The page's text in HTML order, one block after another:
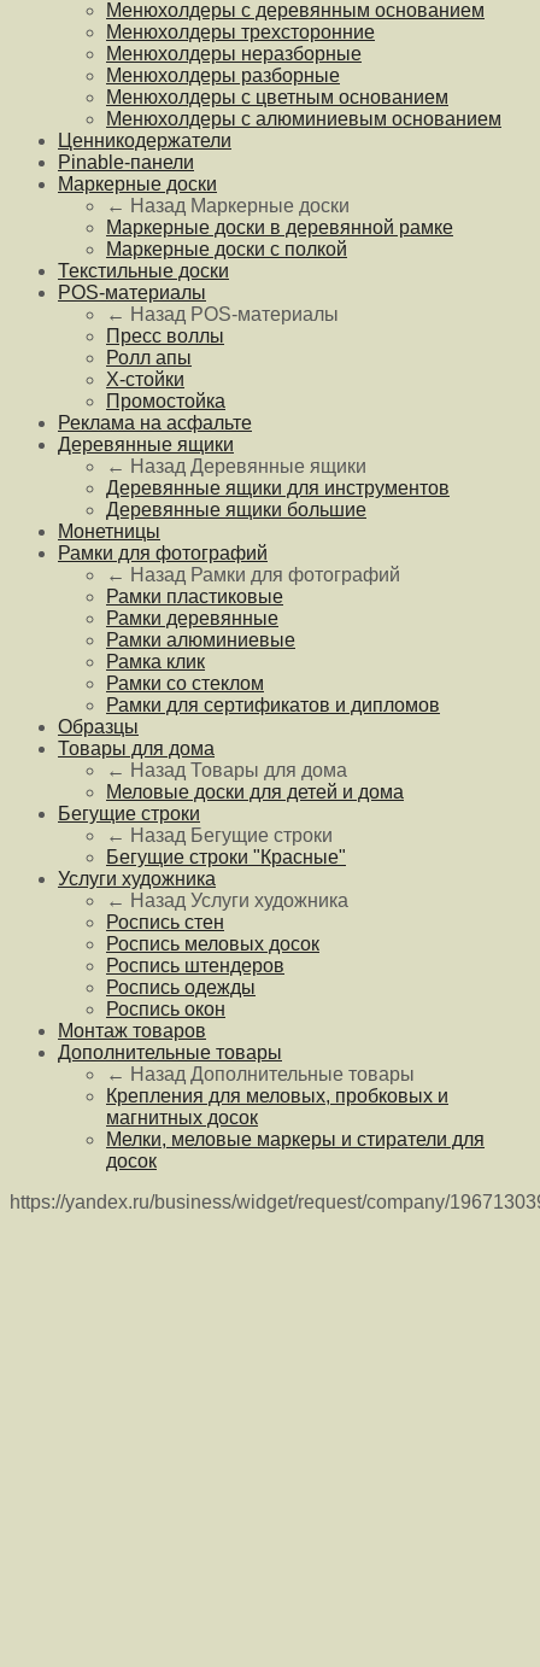
Менюхолдеры с деревянным основанием
Менюхолдеры трехсторонние
Менюхолдеры неразборные
Менюхолдеры разборные
Менюхолдеры с цветным основанием
Менюхолдеры с алюминиевым основанием
Ценникодержатели
Pinable-панели
Маркерные доски
← Назад Маркерные доски
Маркерные доски в деревянной рамке
Маркерные доски с полкой
Текстильные доски
POS-материалы
← Назад POS-материалы
Пресс воллы
Ролл апы
Х-стойки
Промостойка
Реклама на асфальте
Деревянные ящики
← Назад Деревянные ящики
Деревянные ящики для инструментов
Деревянные ящики большие
Монетницы
Рамки для фотографий
← Назад Рамки для фотографий
Рамки пластиковые
Рамки деревянные
Рамки алюминиевые
Рамка клик
Рамки со стеклом
Рамки для сертификатов и дипломов
Образцы
Товары для дома
← Назад Товары для дома
Меловые доски для детей и дома
Бегущие строки
← Назад Бегущие строки
Бегущие строки "Красные"
Услуги художника
← Назад Услуги художника
Роспись стен
Роспись меловых досок
Роспись штендеров
Роспись одежды
Роспись окон
Монтаж товаров
Дополнительные товары
← Назад Дополнительные товары
Крепления для меловых, пробковых и
магнитных досок
Мелки, меловые маркеры и стиратели для
досок
https://yandex.ru/business/widget/request/company/